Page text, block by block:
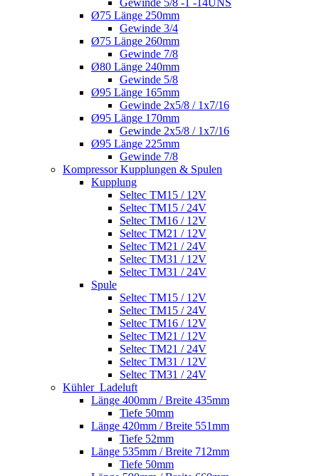
Gewinde 5/8 -1 -14UNS
Ø75 Länge 250mm
Gewinde 3/4
Ø75 Länge 260mm
Gewinde 7/8
Ø80 Länge 240mm
Gewinde 5/8
Ø95 Länge 165mm
Gewinde 2x5/8 / 1x7/16
Ø95 Länge 170mm
Gewinde 2x5/8 / 1x7/16
Ø95 Länge 225mm
Gewinde 7/8
Kompressor Kupplungen & Spulen
Kupplung
Seltec TM15 / 12V
Seltec TM15 / 24V
Seltec TM16 / 12V
Seltec TM21 / 12V
Seltec TM21 / 24V
Seltec TM31 / 12V
Seltec TM31 / 24V
Spule
Seltec TM15 / 12V
Seltec TM15 / 24V
Seltec TM16 / 12V
Seltec TM21 / 12V
Seltec TM21 / 24V
Seltec TM31 / 12V
Seltec TM31 / 24V
Kühler_Ladeluft
Länge 400mm / Breite 435mm
Tiefe 50mm
Länge 420mm / Breite 551mm
Tiefe 52mm
Länge 535mm / Breite 712mm
Tiefe 50mm